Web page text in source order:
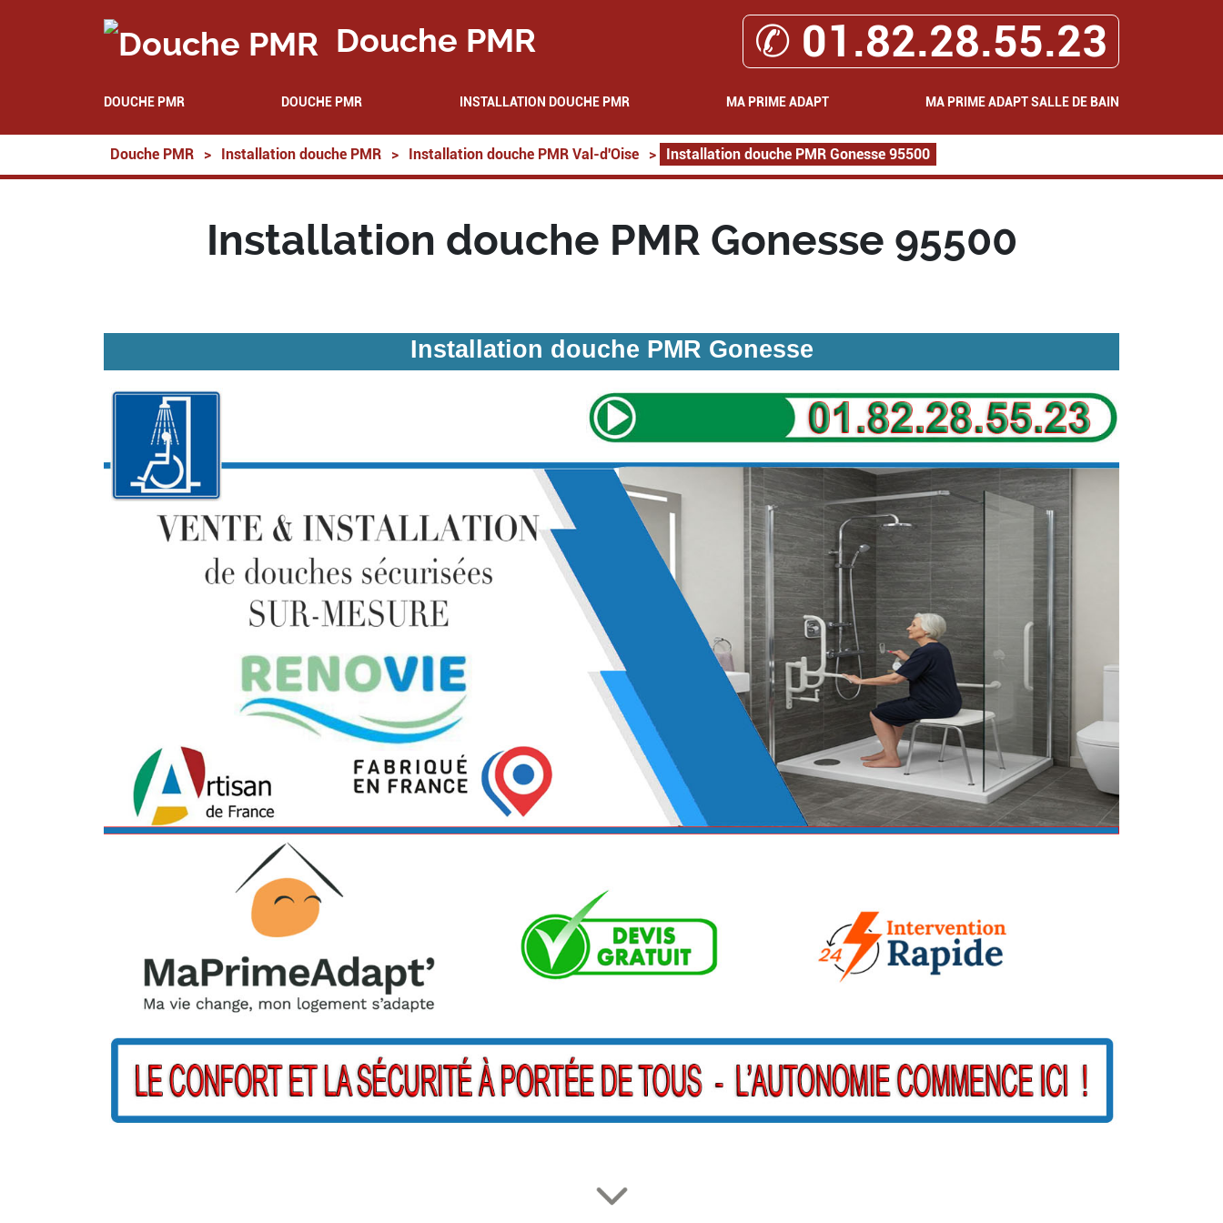
Douche PMR ✆ 01.82.28.55.23
DOUCHE PMR DOUCHE PMR INSTALLATION DOUCHE PMR MA PRIME ADAPT MA PRIME ADAPT SALLE DE BAIN
Douche PMR > Installation douche PMR > Installation douche PMR Val-d'Oise > Installation douche PMR Gonesse 95500
Installation douche PMR Gonesse 95500
Installation douche PMR Gonesse